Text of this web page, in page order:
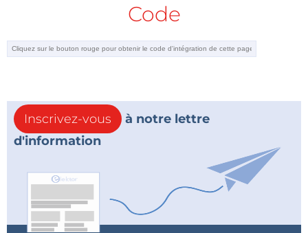
Code
Inscrivez-vous
à notre lettre
d'information